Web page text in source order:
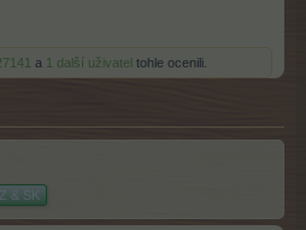
a 1 další uživatel tohle ocenili.
& SK